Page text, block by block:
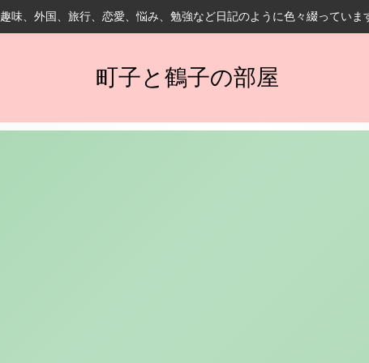
趣味、外国、旅行、恋愛、悩み、勉強など日記のように色々綴っていま
町子と鶴子の部屋